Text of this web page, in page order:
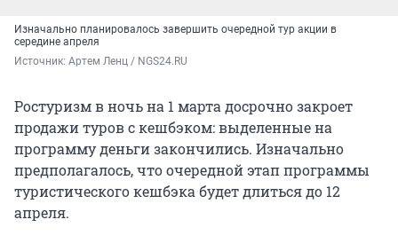
Изначально планировалось завершить очередной тур акции в
середине апреля
Источник: Артем Ленц / NGS24.RU
Ростуризм в ночь на 1 марта досрочно закроет
продажи туров с кешбэком: выделенные на
программу деньги закончились. Изначально
предполагалось, что очередной этап программы
туристического кешбэка будет длиться до 12
апреля.